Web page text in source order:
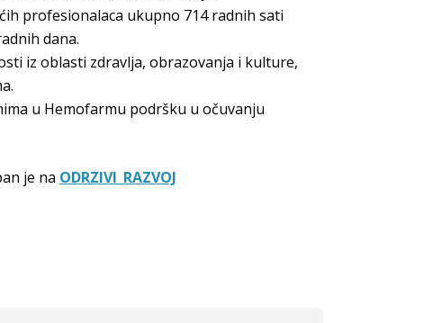
profesionalaca ukupno 714 radnih sati
dana.
iz oblasti zdravlja, obrazovanja i kulture,
u Hemofarmu podršku u očuvanju
je na ODRZIVI_RAZVOJ